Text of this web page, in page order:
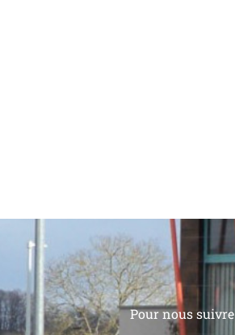
Pour nous suivre